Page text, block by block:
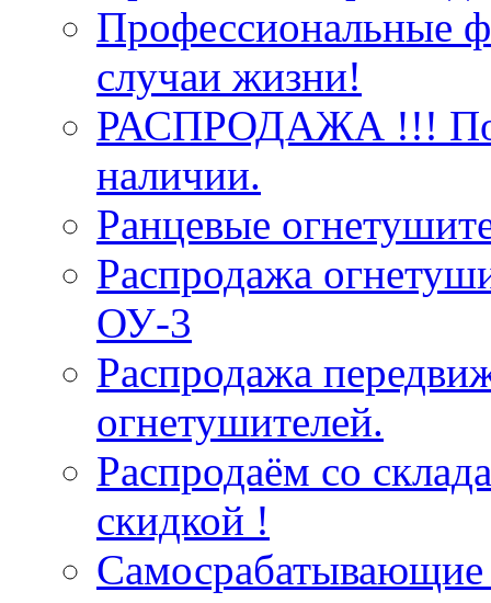
Профессиональные
случаи жизни!
РАСПРОДАЖА !!!
наличии.
Ранцевые
Распродажа
ОУ-3
Распродажа
огнетушителей.
Распродаём со
скидкой !
Самосрабатывающие